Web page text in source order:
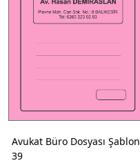
Avukat Büro Dosyası Şablon
39